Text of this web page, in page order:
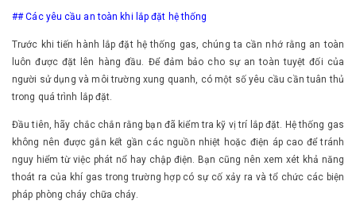
## Các yêu cầu an toàn khi lắp đặt hệ thống
Trước khi tiến hành lắp đặt hệ thống gas, chúng ta cần nhớ rằng an toàn
luôn được đặt lên hàng đầu. Để đảm bảo cho sự an toàn tuyệt đối của
người sử dụng và môi trường xung quanh, có một số yêu cầu cần tuân thủ
trong quá trình lắp đặt.
Đầu tiên, hãy chắc chắn rằng bạn đã kiểm tra kỹ vị trí lắp đặt. Hệ thống gas
không nên được gắn kết gần các nguồn nhiệt hoặc điện áp cao để tránh
nguy hiểm từ việc phát nổ hay chập điện. Bạn cũng nên xem xét khả năng
thoát ra của khí gas trong trường hợp có sự cố xảy ra và tổ chức các biện
pháp phòng cháy chữa cháy.